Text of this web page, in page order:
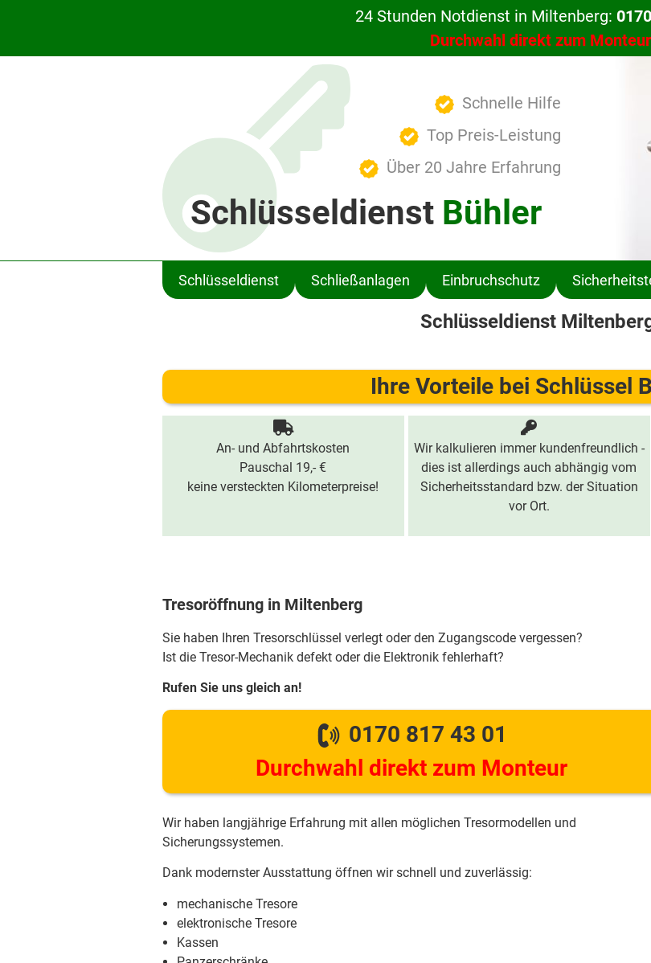
24 Stunden Notdienst in Miltenberg:
Durchwahl direkt zum Monteur
Schnelle Hilfe
Top Preis-Leistung
Über 20 Jahre Erfahrung
Schlüsseldienst Bühler
Schlüsseldienst Schließanlagen Einbruchschutz
Schlüsseldienst
Ihre Vorteile bei Schlüssel
An- und Abfahrtskosten
Pauschal 19,- €
keine versteckten Kilometerpreise!
Wir kalkulieren immer kundenfreundlich -
dies ist allerdings auch abhängig vom
Sicherheitsstandard bzw. der Situation
vor Ort.
Tresoröffnung in Miltenberg
Sie haben Ihren Tresorschlüssel verlegt oder den Zugangscode vergessen?
Ist die Tresor-Mechanik defekt oder die Elektronik fehlerhaft?
Rufen Sie uns gleich an!
0170 817 43 01
Durchwahl direkt zum Monteur
Wir haben langjährige Erfahrung mit allen möglichen Tresormodellen und
Sicherungssystemen.
Dank modernster Ausstattung öffnen wir schnell und zuverlässig:
mechanische Tresore
elektronische Tresore
Kassen